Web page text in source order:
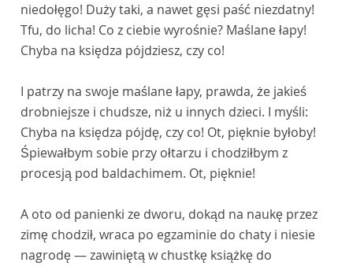
niedołęgo! Duży taki, a nawet gęsi paść niezdatny!
Tfu, do licha! Co z ciebie wyrośnie? Maślane łapy!
Chyba na księdza pójdziesz, czy co!
I patrzy na swoje maślane łapy, prawda, że jakieś
drobniejsze i chudsze, niż u innych dzieci. I myśli:
Chyba na księdza pójdę, czy co! Ot, pięknie byłoby!
Śpiewałbym sobie przy ołtarzu i chodziłbym z
procesją pod baldachimem. Ot, pięknie!
A oto od panienki ze dworu, dokąd na naukę przez
zimę chodził, wraca po egzaminie do chaty i niesie
nagrodę — zawiniętą w chustkę książkę do